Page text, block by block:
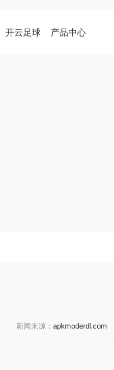
开云足球 产品中心
新闻来源： apkmoderdl.com